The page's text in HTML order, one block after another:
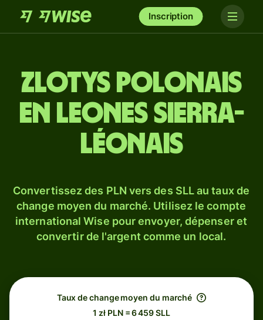
Inscription
Zlotys polonais
en leones sierra-
léonais
Convertissez des PLN vers des SLL au taux de
change moyen du marché. Utilisez le compte
international Wise pour envoyer, dépenser et
convertir de l'argent comme un local.
Taux de change moyen du marché
1 zł PLN = 6 459 SLL